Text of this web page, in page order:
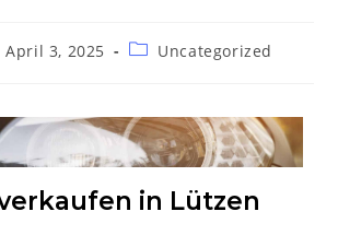
April 3, 2025 Uncategorized
in Lützen